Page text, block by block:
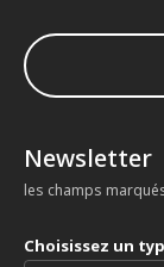
Newsletter
les champs
Choisissez un